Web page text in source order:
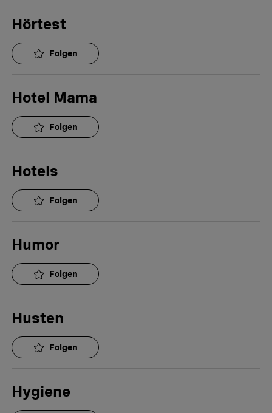
Hörtest
Folgen
Hotel Mama
Folgen
Hotels
Folgen
Humor
Folgen
Husten
Folgen
Hygiene